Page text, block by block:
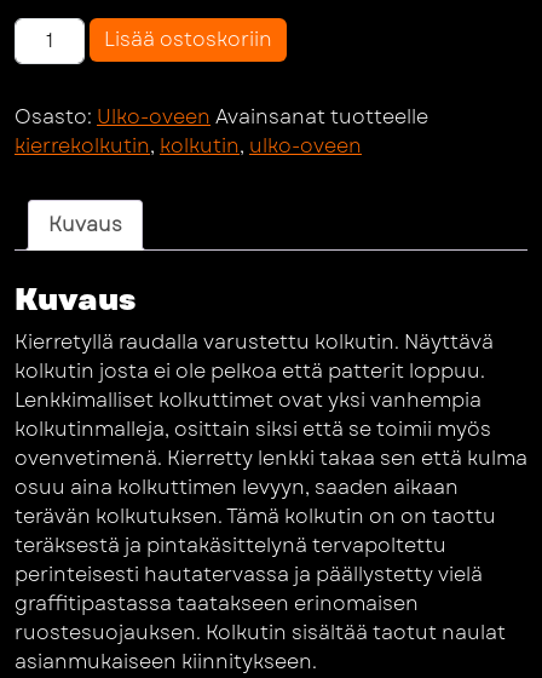
Kierrekolkutin.
määrä
Lisää ostoskoriin
Osasto: Ulko-oveen Avainsanat tuotteelle
kierrekolkutin, kolkutin, ulko-oveen
Kuvaus
Kuvaus
Kierretyllä raudalla varustettu kolkutin. Näyttävä
kolkutin josta ei ole pelkoa että patterit loppuu.
Lenkkimalliset kolkuttimet ovat yksi vanhempia
kolkutinmalleja, osittain siksi että se toimii myös
ovenvetimenä. Kierretty lenkki takaa sen että kulma
osuu aina kolkuttimen levyyn, saaden aikaan
terävän kolkutuksen. Tämä kolkutin on on taottu
teräksestä ja pintakäsittelynä tervapoltettu
perinteisesti hautatervassa ja päällystetty vielä
graffitipastassa taatakseen erinomaisen
ruostesuojauksen. Kolkutin sisältää taotut naulat
asianmukaiseen kiinnitykseen.